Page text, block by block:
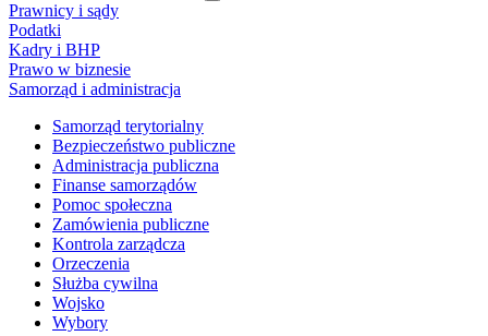
Prawnicy i sądy
Podatki
Kadry i BHP
Prawo w biznesie
Samorząd i administracja
Samorząd terytorialny
Bezpieczeństwo publiczne
Administracja publiczna
Finanse samorządów
Pomoc społeczna
Zamówienia publiczne
Kontrola zarządcza
Orzeczenia
Służba cywilna
Wojsko
Wybory